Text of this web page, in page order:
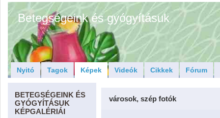
Betegségeink és gyógyításuk
Nyitó Tagok Képek Videók Cikkek Fórum
BETEGSÉGEINK ÉS
GYÓGYÍTÁSUK
KÉPGALÉRIÁI
városok, szép fotók